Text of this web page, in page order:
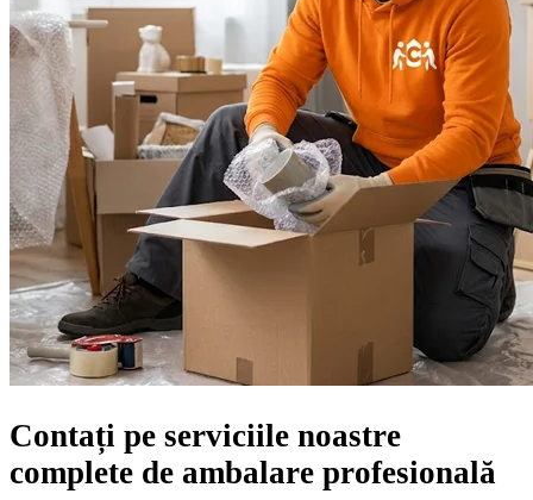
Contați pe serviciile noastre
complete de ambalare profesională